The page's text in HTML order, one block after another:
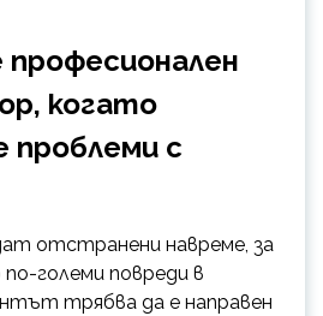
когато
проблеми с
отстранени навреме, за
големи повреди в
трябва да е направен